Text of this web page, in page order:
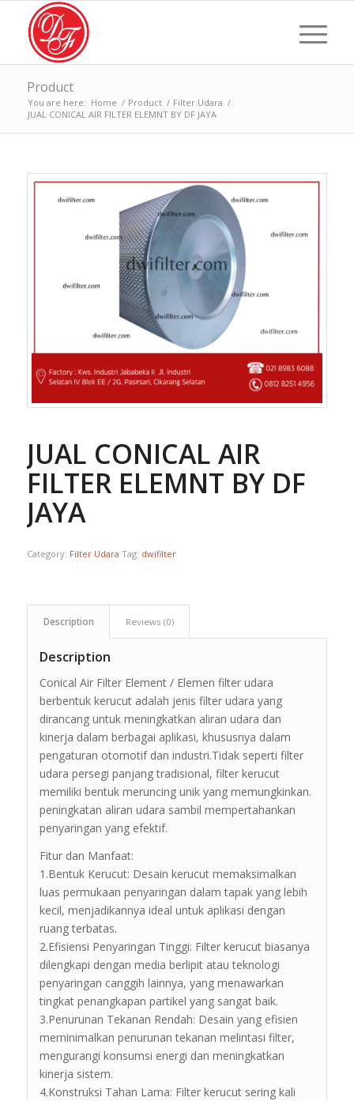
Product
You are here: Home / Product / Filter Udara /
JUAL CONICAL AIR FILTER ELEMNT BY DF JAYA
JUAL CONICAL AIR
FILTER ELEMNT BY DF
JAYA
Category: Filter Udara Tag: dwifilter
Description Reviews (0)
Description
Conical Air Filter Element / Elemen filter udara
berbentuk kerucut adalah jenis filter udara yang
dirancang untuk meningkatkan aliran udara dan
kinerja dalam berbagai aplikasi, khususnya dalam
pengaturan otomotif dan industri.Tidak seperti filter
udara persegi panjang tradisional, filter kerucut
memiliki bentuk meruncing unik yang memungkinkan.
peningkatan aliran udara sambil mempertahankan
penyaringan yang efektif.
Fitur dan Manfaat:
1.Bentuk Kerucut: Desain kerucut memaksimalkan
luas permukaan penyaringan dalam tapak yang lebih
kecil, menjadikannya ideal untuk aplikasi dengan
ruang terbatas.
2.Efisiensi Penyaringan Tinggi: Filter kerucut biasanya
dilengkapi dengan media berlipit atau teknologi
penyaringan canggih lainnya, yang menawarkan
tingkat penangkapan partikel yang sangat baik.
3.Penurunan Tekanan Rendah: Desain yang efisien
meminimalkan penurunan tekanan melintasi filter,
mengurangi konsumsi energi dan meningkatkan
kinerja sistem.
4.Konstruksi Tahan Lama: Filter kerucut sering kali